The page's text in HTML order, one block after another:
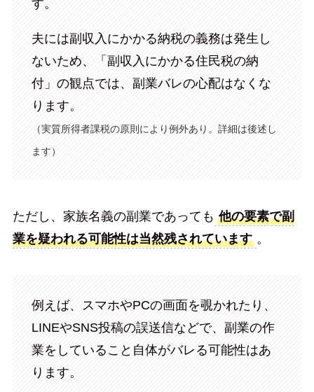
す。
夫には副収入にかかる納税の義務は発生し
ないため、「副収入にかかる住民税の納
付」の観点では、副業バレの心配はなくな
ります。
（実質所得者課税の原則により例外あり 。 詳細は後述し
ます）
ただし、家族名義の副業であっても 他の要素で副
業を疑われる可能性は当然残されています 。
例えば、スマホやPCの画面を覗かれたり、
LINEやSNS投稿の誤送信などで、副業の作
業をしていること自体がバレる可能性はあ
ります。